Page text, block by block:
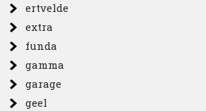
ertvelde
extra
funda
gamma
garage
geel